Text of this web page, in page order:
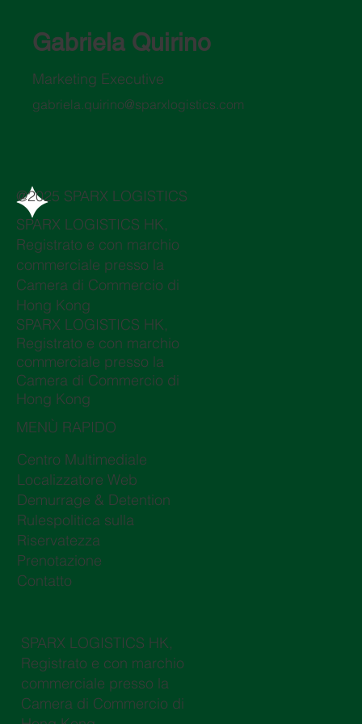
Gabriela Quirino
Marketing Executive
gabriela.quirino@sparxlogistics.com
@2025 SPARX LOGISTICS
SPARX LOGISTICS HK,
Registrato e con marchio
commerciale presso la
Camera di Commercio di
Hong Kong
SPARX LOGISTICS HK,
Registrato e con marchio
commerciale presso la
Camera di Commercio di
Hong Kong
MENÙ RAPIDO
Centro Multimediale
Localizzatore Web
Demurrage & Detention
Rulespolitica sulla
Riservatezza
Prenotazione
Contatto
SPARX LOGISTICS HK,
Registrato e con marchio
commerciale presso la
Camera di Commercio di